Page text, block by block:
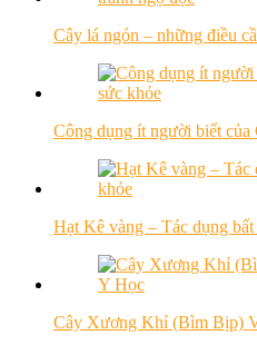
Cây lá ngón – những điều
Công dụng ít người biết
Hạt Kê vàng – Tác dụng
Cây Xương Khỉ (Bìm Bịp)